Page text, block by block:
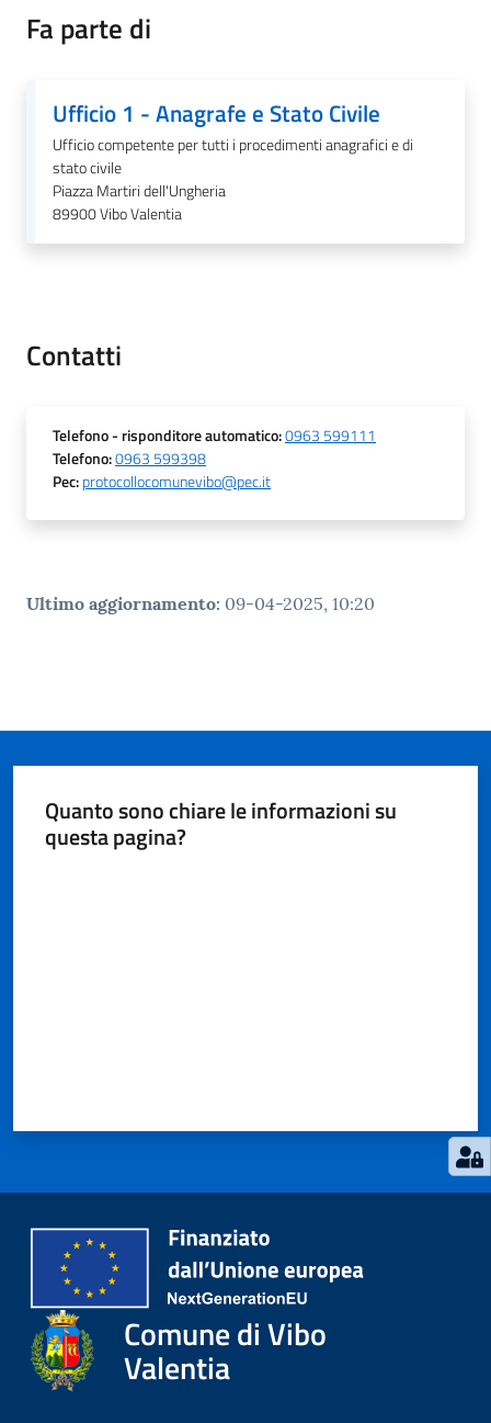
r
Tutti
argomenti...
Seguici
Fa parte di
Ufficio 1 - Anagrafe e Stato Civile
Ufficio competente per tutti i procedimenti anagrafici e di
stato civile
Piazza Martiri dell'Ungheria
89900Vibo Valentia
Contatti
Telefono- risponditore automatico:0963 599111
Telefono:0963 599398
Pec:protocollocomunevibo@pec.it
Ultimo aggiornamento: 09-04-2025, 10:20
Quanto sono chiare le informazioni su
questa pagina?
Comune di Vibo
Valentia